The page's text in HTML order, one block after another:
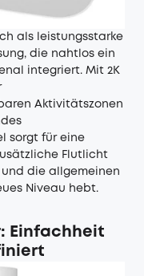
als leistungsstarke
die nahtlos ein
integriert. Mit 2K
Aktivitätszonen
sorgt für eine
Flutlicht
die allgemeinen
Niveau hebt.
Einfachheit